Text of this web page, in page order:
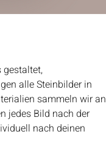
gestaltet,
alle Steinbilder in
sammeln wir an
jedes Bild nach der
nach deinen